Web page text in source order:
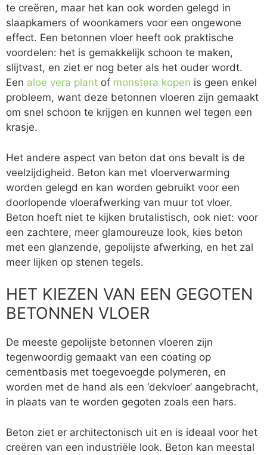
te creëren, maar het kan ook worden gelegd in
slaapkamers of woonkamers voor een ongewone
effect. Een betonnen vloer heeft ook praktische
voordelen: het is gemakkelijk schoon te maken,
slijtvast, en ziet er nog beter als het ouder wordt.
Een aloe vera plant of monstera kopen is geen enkel
probleem, want deze betonnen vloeren zijn gemaakt
om snel schoon te krijgen en kunnen wel tegen een
krasje.
Het andere aspect van beton dat ons bevalt is de
veelzijdigheid. Beton kan met vloerverwarming
worden gelegd en kan worden gebruikt voor een
doorlopende vloerafwerking van muur tot vloer.
Beton hoeft niet te kijken brutalistisch, ook niet: voor
een zachtere, meer glamoureuze look, kies beton
met een glanzende, gepolijste afwerking, en het zal
meer lijken op stenen tegels.
HET KIEZEN VAN EEN GEGOTEN
BETONNEN VLOER
De meeste gepolijste betonnen vloeren zijn
tegenwoordig gemaakt van een coating op
cementbasis met toegevoegde polymeren, en
worden met de hand als een ‘dekvloer’ aangebracht,
in plaats van te worden gegoten zoals een hars.
Beton ziet er architectonisch uit en is ideaal voor het
creëren van een industriële look. Beton kan meestal